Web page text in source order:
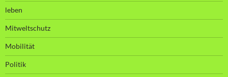
leben
Mitweltschutz
Mobilität
Politik